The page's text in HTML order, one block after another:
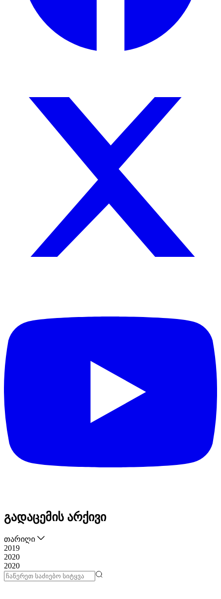
გადაცემის არქივი
თარიღი
2019
2020
2020